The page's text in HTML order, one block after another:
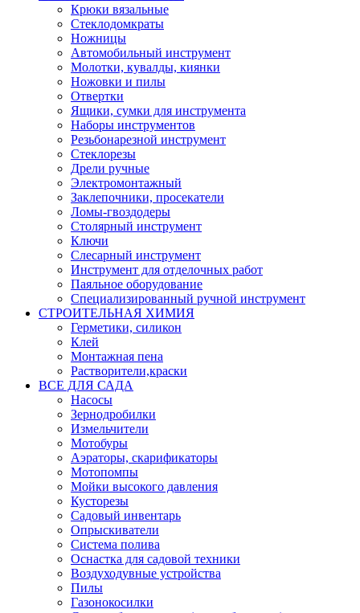
Крюки вязальные
Стеклодомкраты
Ножницы
Автомобильный инструмент
Молотки, кувалды, киянки
Ножовки и пилы
Отвертки
Ящики, сумки для инструмента
Наборы инструментов
Резьбонарезной инструмент
Стеклорезы
Дрели ручные
Электромонтажный
Заклепочники, просекатели
Ломы-гвоздодеры
Столярный инструмент
Ключи
Слесарный инструмент
Инструмент для отделочных работ
Паяльное оборудование
Специализированный ручной инструмент
СТРОИТЕЛЬНАЯ ХИМИЯ
Герметики, силикон
Клей
Монтажная пена
Растворители,краски
ВСЕ ДЛЯ САДА
Насосы
Зернодробилки
Измельчители
Мотобуры
Аэраторы, скарификаторы
Мотопомпы
Мойки высокого давления
Кусторезы
Садовый инвентарь
Опрыскиватели
Система полива
Оснастка для садовой техники
Воздуходувные устройства
Пилы
Газонокосилки